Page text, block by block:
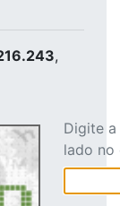
,
Digite
lado no